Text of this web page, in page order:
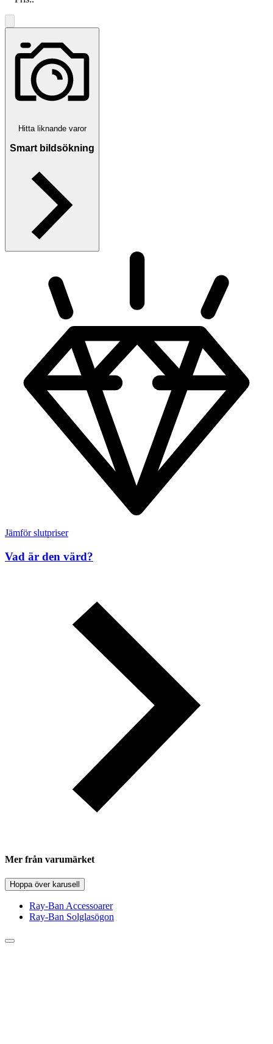
Hitta liknande varor
Smart bildsökning
Jämför slutpriser
Vad är den värd?
Mer från varumärket
Hoppa över karusell
Ray-Ban Accessoarer
Ray-Ban Solglasögon